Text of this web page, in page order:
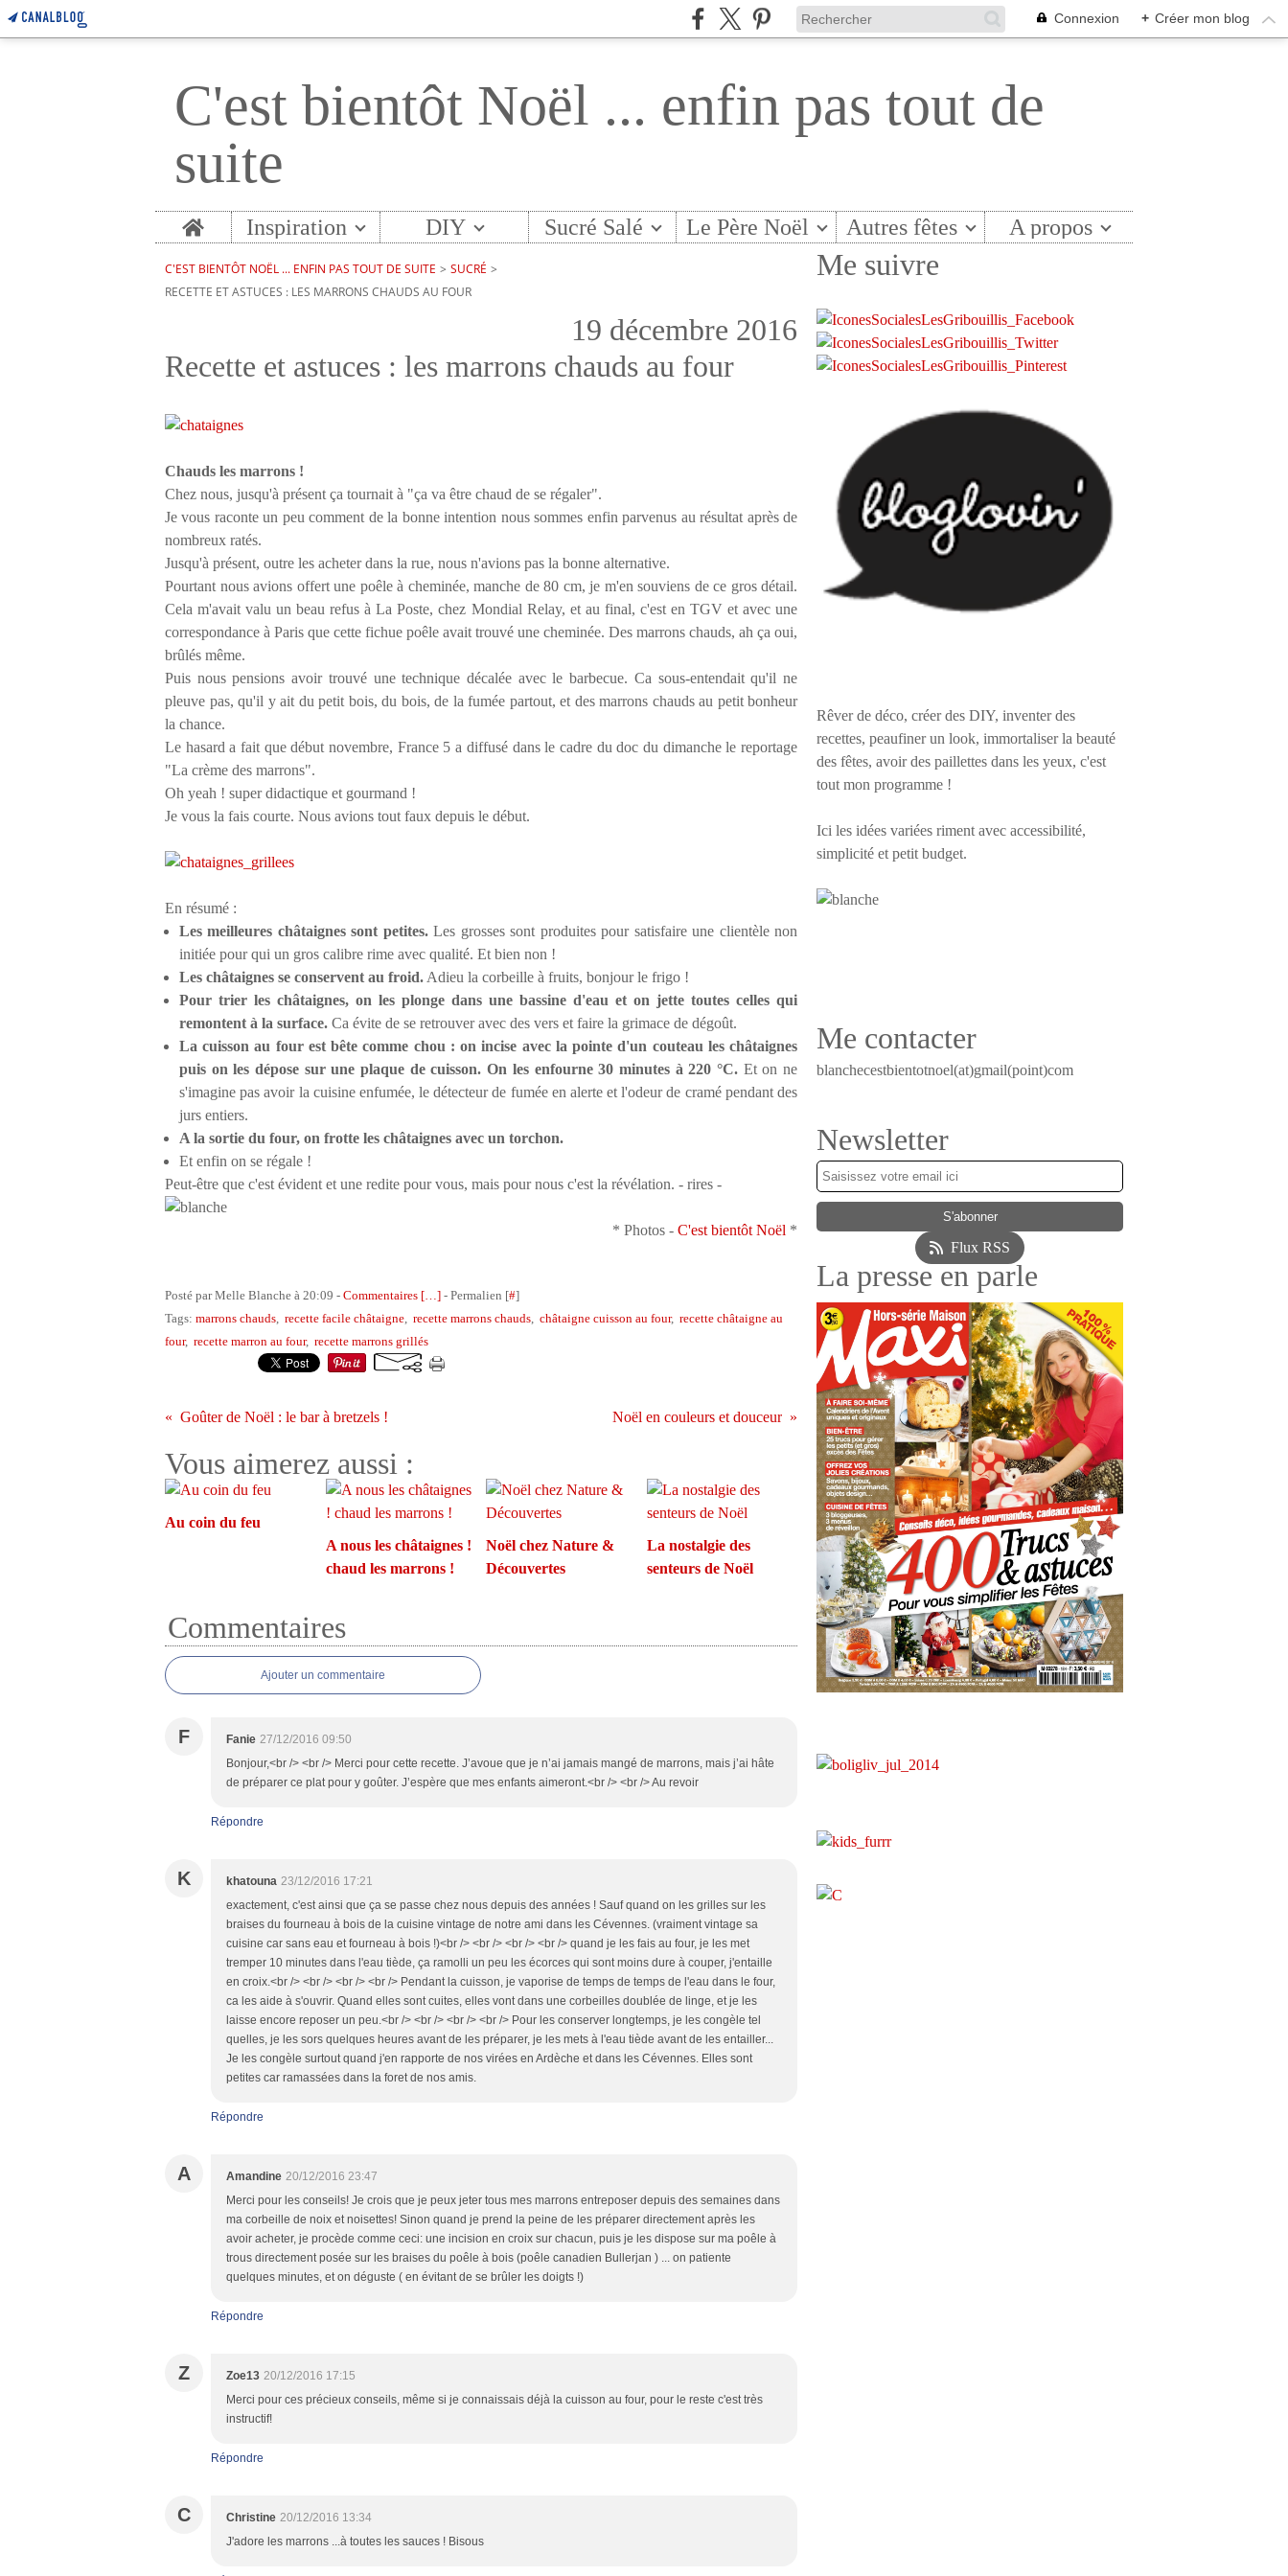
Connexion + Créer mon blog
C'est bientôt Noël ... enfin pas tout de
suite
Home Inspiration DIY Sucré Salé Le Père Noël Autres fêtes A propos
C'EST BIENTÔT NOËL ... ENFIN PAS TOUT DE SUITE > SUCRÉ >
RECETTE ET ASTUCES : LES MARRONS CHAUDS AU FOUR
19 décembre 2016
Recette et astuces : les marrons chauds au four
Chauds les marrons !
Chez nous, jusqu'à présent ça tournait à "ça va être chaud de se régaler".
Je vous raconte un peu comment de la bonne intention nous sommes enfin parvenus au résultat après de
nombreux ratés.
Jusqu'à présent, outre les acheter dans la rue, nous n'avions pas la bonne alternative.
Pourtant nous avions offert une poêle à cheminée, manche de 80 cm, je m'en souviens de ce gros détail.
Cela m'avait valu un beau refus à La Poste, chez Mondial Relay, et au final, c'est en TGV et avec une
correspondance à Paris que cette fichue poêle avait trouvé une cheminée. Des marrons chauds, ah ça oui,
brûlés même.
Puis nous pensions avoir trouvé une technique décalée avec le barbecue. Ca sous-entendait qu'il ne
pleuve pas, qu'il y ait du petit bois, du bois, de la fumée partout, et des marrons chauds au petit bonheur
la chance.
Le hasard a fait que début novembre, France 5 a diffusé dans le cadre du doc du dimanche le reportage
"La crème des marrons".
Oh yeah ! super didactique et gourmand !
Je vous la fais courte. Nous avions tout faux depuis le début.
En résumé :
Les meilleures châtaignes sont petites.Les grosses sont produites pour satisfaire une clientèle non
initiée pour qui un gros calibre rime avec qualité. Et bien non !
Les châtaignes se conservent au froid. Adieu la corbeille à fruits, bonjour le frigo !
Pour trier les châtaignes, on les plonge dans une bassine d'eau et on jette toutes celles qui
remontent à la surface. Ca évite de se retrouver avec des vers et faire la grimace de dégoût.
La cuisson au four est bête comme chou : on incise avec la pointe d'un couteau les châtaignes
puis on les dépose sur une plaque de cuisson. On les enfourne 30 minutes à 220 °C.Et on ne
s'imagine pas avoir la cuisine enfumée, le détecteur de fumée en alerte et l'odeur de cramé pendant des
jurs entiers.
A la sortie du four, on frotte les châtaignes avec un torchon.
Et enfin on se régale !
Peut-être que c'est évident et une redite pour vous, mais pour nous c'est la révélation. - rires -
* Photos - C'est bientôt Noël *
Posté par Melle Blanche à 20:09 - Commentaires […] - Permalien [#]
Tags: marrons chauds, recette facile châtaigne, recette marrons chauds, châtaigne cuisson au four, recette châtaigne au
four, recette marron au four, recette marrons grillés
Goûter de Noël : le bar à bretzels ! Noël en couleurs et douceur
Vous aimerez aussi :
Au coin du feu
A nous les châtaignes !
chaud les marrons !
Noël chez Nature &
Découvertes
La nostalgie des
senteurs de Noël
Commentaires
Ajouter un commentaire
F Fanie 27/12/2016 09:50
Bonjour,<br /> <br /> Merci pour cette recette. J’avoue que je n’ai jamais mangé de marrons, mais j’ai hâte
de préparer ce plat pour y goûter. J’espère que mes enfants aimeront.<br /> <br /> Au revoir
Répondre
K khatouna 23/12/2016 17:21
exactement, c'est ainsi que ça se passe chez nous depuis des années ! Sauf quand on les grilles sur les
braises du fourneau à bois de la cuisine vintage de notre ami dans les Cévennes. (vraiment vintage sa
cuisine car sans eau et fourneau à bois !)<br /> <br /> <br /> <br /> quand je les fais au four, je les met
tremper 10 minutes dans l'eau tiède, ça ramolli un peu les écorces qui sont moins dure à couper, j'entaille
en croix.<br /> <br /> <br /> <br /> Pendant la cuisson, je vaporise de temps de temps de l'eau dans le four,
ca les aide à s'ouvrir. Quand elles sont cuites, elles vont dans une corbeilles doublée de linge, et je les
laisse encore reposer un peu.<br /> <br /> <br /> <br /> Pour les conserver longtemps, je les congèle tel
quelles, je les sors quelques heures avant de les préparer, je les mets à l'eau tiède avant de les entailler...
Je les congèle surtout quand j'en rapporte de nos virées en Ardèche et dans les Cévennes. Elles sont
petites car ramassées dans la foret de nos amis.
Répondre
A Amandine 20/12/2016 23:47
Merci pour les conseils! Je crois que je peux jeter tous mes marrons entreposer depuis des semaines dans
ma corbeille de noix et noisettes! Sinon quand je prend la peine de les préparer directement après les
avoir acheter, je procède comme ceci: une incision en croix sur chacun, puis je les dispose sur ma poêle à
trous directement posée sur les braises du poêle à bois (poêle canadien Bullerjan ) ... on patiente
quelques minutes, et on déguste ( en évitant de se brûler les doigts !)
Répondre
Z Zoe13 20/12/2016 17:15
Merci pour ces précieux conseils, même si je connaissais déjà la cuisson au four, pour le reste c'est très
instructif!
Répondre
C Christine 20/12/2016 13:34
J'adore les marrons ...à toutes les sauces ! Bisous
Me suivre
Rêver de déco, créer des DIY, inventer des
recettes, peaufiner un look, immortaliser la beauté
des fêtes, avoir des paillettes dans les yeux, c'est
tout mon programme !
Ici les idées variées riment avec accessibilité,
simplicité et petit budget.
Me contacter
blanchecestbientotnoel(at)gmail(point)com
Newsletter
Flux RSS
La presse en parle